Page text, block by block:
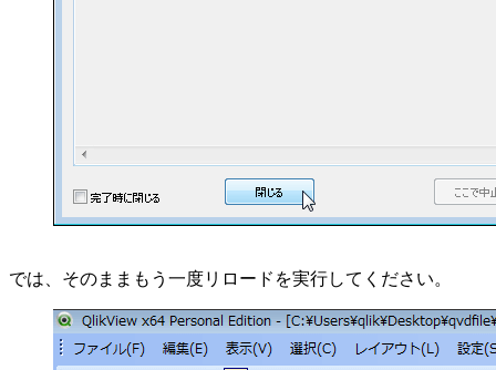
では、そのままもう一度リロードを実行してください。